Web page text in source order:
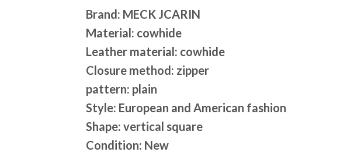
Brand: MECK JCARIN
Material: cowhide
Leather material: cowhide
Closure method: zipper
pattern: plain
Style: European and American fashion
Shape: vertical square
Condition: New